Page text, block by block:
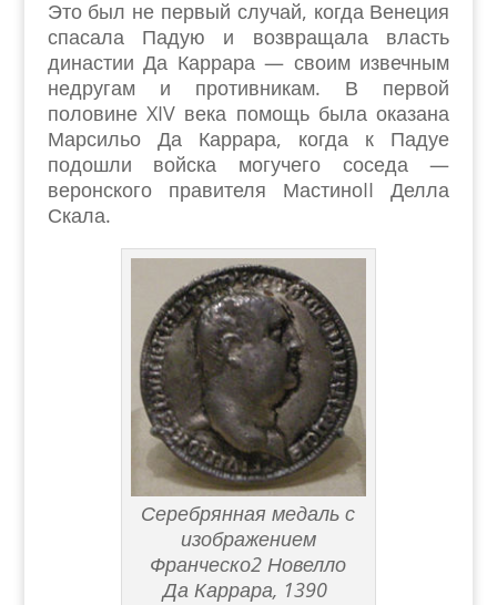
Это был не первый случай, когда Венеция
спасала Падую и возвращала власть
династии Да Каррара — своим извечным
недругам и противникам. В первой
половине XIV века помощь была оказана
Марсильо Да Каррара, когда к Падуе
подошли войска могучего соседа —
веронского правителя МастиноII Делла
Скала.
Серебрянная медаль с
изображением
Франческо2 Новелло
Да Каррара, 1390